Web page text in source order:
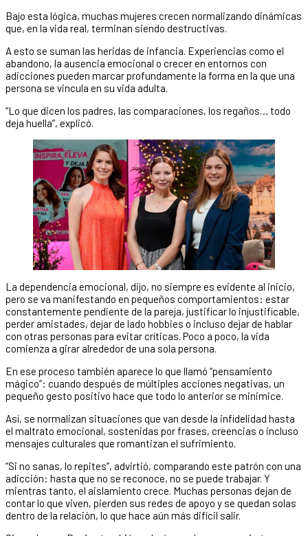
Bajo esta lógica, muchas mujeres crecen normalizando dinámicas
que, en la vida real, terminan siendo destructivas.
A esto se suman las heridas de infancia. Experiencias como el
abandono, la ausencia emocional o crecer en entornos con
adicciones pueden marcar profundamente la forma en la que una
persona se vincula en su vida adulta.
“Lo que dicen los padres, las comparaciones, los regaños… todo
deja huella”, explicó.
La dependencia emocional, dijo, no siempre es evidente al inicio,
pero se va manifestando en pequeños comportamientos: estar
constantemente pendiente de la pareja, justificar lo injustificable,
perder amistades, dejar de lado hobbies o incluso dejar de hablar
con otras personas para evitar críticas. Poco a poco, la vida
comienza a girar alrededor de una sola persona.
En ese proceso también aparece lo que llamó “pensamiento
mágico”: cuando después de múltiples acciones negativas, un
pequeño gesto positivo hace que todo lo anterior se minimice.
Así, se normalizan situaciones que van desde la infidelidad hasta
el maltrato emocional, sostenidas por frases, creencias o incluso
mensajes culturales que romantizan el sufrimiento.
“Si no sanas, lo repites”, advirtió, comparando este patrón con una
adicción: hasta que no se reconoce, no se puede trabajar. Y
mientras tanto, el aislamiento crece. Muchas personas dejan de
contar lo que viven, pierden sus redes de apoyo y se quedan solas
dentro de la relación, lo que hace aún más difícil salir.